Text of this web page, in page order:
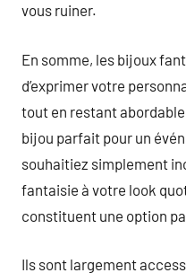
vous ruiner.
En somme, les bijoux
d’exprimer votre
tout en restant
bijou parfait pour un
souhaitiez simplement
fantaisie à votre look
constituent une option
Ils sont largement